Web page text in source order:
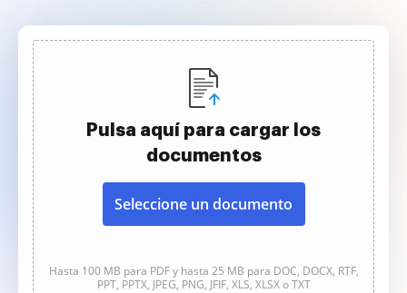
Pulsa aquí para cargar los
documentos
Seleccione un documento
Hasta 100 MB para PDF y hasta 25 MB para DOC, DOCX, RTF,
PPT, PPTX, JPEG, PNG, JFIF, XLS, XLSX o TXT